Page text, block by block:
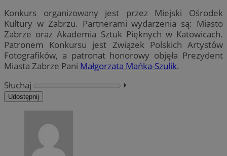
Konkurs organizowany jest przez Miejski Ośrodek
Kultury w Zabrzu. Partnerami wydarzenia są: Miasto
Zabrze oraz Akademia Sztuk Pięknych w Katowicach.
Patronem Konkursu jest Związek Polskich Artystów
Fotografików, a patronat honorowy objęła Prezydent
Miasta Zabrze Pani Małgorzata Mańka-Szulik.
Słuchaj
⏵︎
Udostępnij